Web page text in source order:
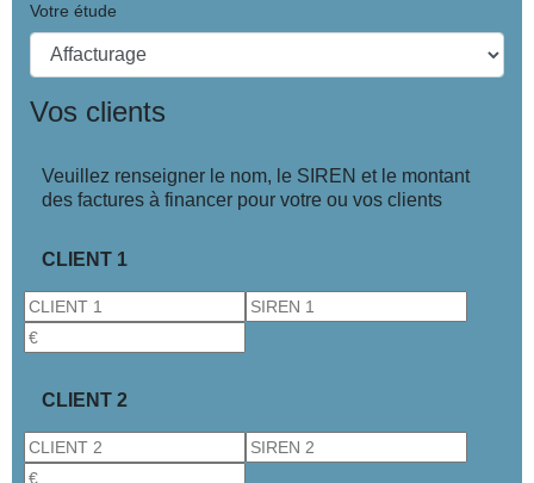
Votre étude
Vos clients
Veuillez renseigner le nom, le SIREN et le montant
des factures à financer pour votre ou vos clients
CLIENT 1
CLIENT 2